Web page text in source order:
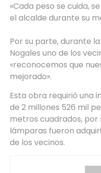
«Cada peso se cuida,
el alcalde durante su
Por su parte, durante
Nogales uno de los
«reconocemos que
mejorado».
Esta obra requirió una
de 2 millones 526 mil
metros cuadrados, por
lámparas fueron
de los vecinos.